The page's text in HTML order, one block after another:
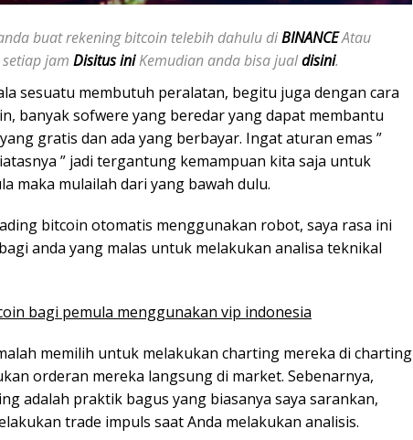
buat rekening bitcoin telebih dahulu diBINANCEAtau
jam Disitus iniKemudian anda bisa jualdisini.
sesuatu membutuh peralatan, begitu juga dengan cara
banyak sofwere yang beredar yang dapat membantu
gratis dan ada yang berbayar. Ingat aturan emas ”
” jadi tergantung kemampuan kita saja untuk
maka mulailah dari yang bawah dulu.
bitcoin otomatis menggunakan robot, saya rasa ini
anda yang malas untuk melakukan analisa teknikal
bagi pemula menggunakan vip indonesia
memilih untuk melakukan charting mereka di charting
orderan mereka langsung di market. Sebenarnya,
adalah praktik bagus yang biasanya saya sarankan,
trade impuls saat Anda melakukan analisis.